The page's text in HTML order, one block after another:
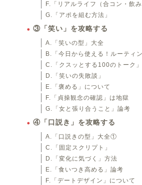
F.「リアルライフ（合コン・飲み
G.「アポを組む方法」
③「笑い」を攻略する
A.「笑いの型」大全
B.「今日から使える！ルーテ
C.「クスッとする100のトーク」
D.「笑いの失敗談」
E.「褒める」について
F.「貞操観念の確認」は地獄
G.「女と張り合うこと」論考
④「口説き」を攻略する
A.「口説きの型」大全①
C.「固定スクリプト」
D.「変化に気づく」方法
E.「食いつき高める」論考
F.「デートデザイン」について